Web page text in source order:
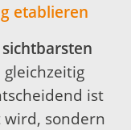
etablieren
gleichzeitig
ist
sondern